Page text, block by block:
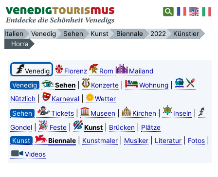
Italien Venedig Sehen Kunst Biennale 2022
Künstler
Horra
Venedig Florenz Rom
Mailand
Venedig
Sehen| Konzerte| Wohnung|
Nützlich Karneval|
Wetter
Sehen
Tickets| Museen Kirchen Inseln
Gondel| Feste| Kunst| Brücken
Plätze
Kunst
Biennale| Kunstmaler| Musiker| Literatur| Fotos|
Videos